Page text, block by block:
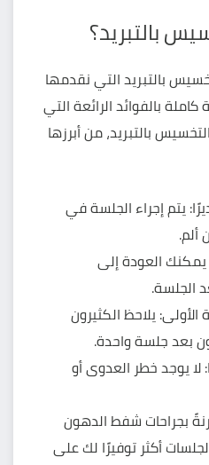
بالتبريد؟
بالتبريد التي نقدمها
بالفوائد الرائعة التي
بالتبريد، من أبرزها
يتم إجراء الجلسة في
يمكنك العودة إلى
الجلسة.
يلاحظ الكثيرون
بعد جلسة واحدة.
لا يوجد خطر العدوى أو
بجراحات شفط الدهون
أكثر توفيرًا لك على